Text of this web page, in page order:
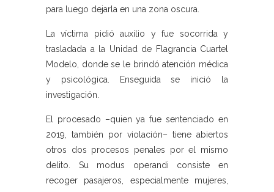
para luego dejarla en una zona oscura.
La víctima pidió auxilio y fue socorrida y
trasladada a la Unidad de Flagrancia Cuartel
Modelo, donde se le brindó atención médica
y psicológica. Enseguida se inició la
investigación.
El procesado –quien ya fue sentenciado en
2019, también por violación– tiene abiertos
otros dos procesos penales por el mismo
delito. Su modus operandi consiste en
recoger pasajeros, especialmente mujeres,